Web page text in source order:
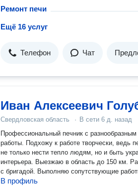
Ремонт печи
Ещё 16 услуг
Телефон Чат
Иван Алексеевич
Свердловская область · В сети 6 д. назад
Профессиональный печник с
работы. Подхожу к работе творчески, ведь
не только нести тепло людям, но и быть
интерьера. Выезжаю в область до 150 км.
с бригадой. Выполняю сопутствующие
В профиль